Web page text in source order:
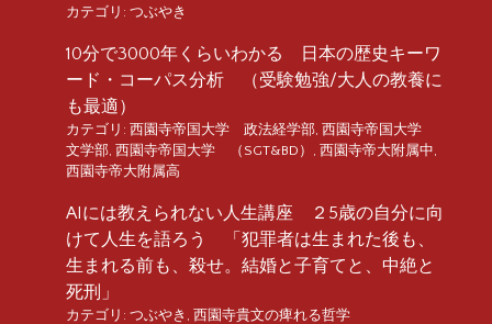
カテゴリ: つぶやき
10分で3000年くらいわかる 日本の歴史キーワ
ード・コーパス分析 （受験勉強/大人の教養に
も最適）
カテゴリ: 西園寺帝国大学 政法経学部 西園寺帝国大学
文学部 西園寺帝国大学 （SGT&BD） 西園寺帝大附属中
西園寺帝大附属高
AIには教えられない人生講座 ２5歳の自分に向
けて人生を語ろう 「犯罪者は生まれた後も、
生まれる前も、殺せ。結婚と子育てと、中絶と
死刑」
カテゴリ: つぶやき 西園寺貴文の痺れる哲学